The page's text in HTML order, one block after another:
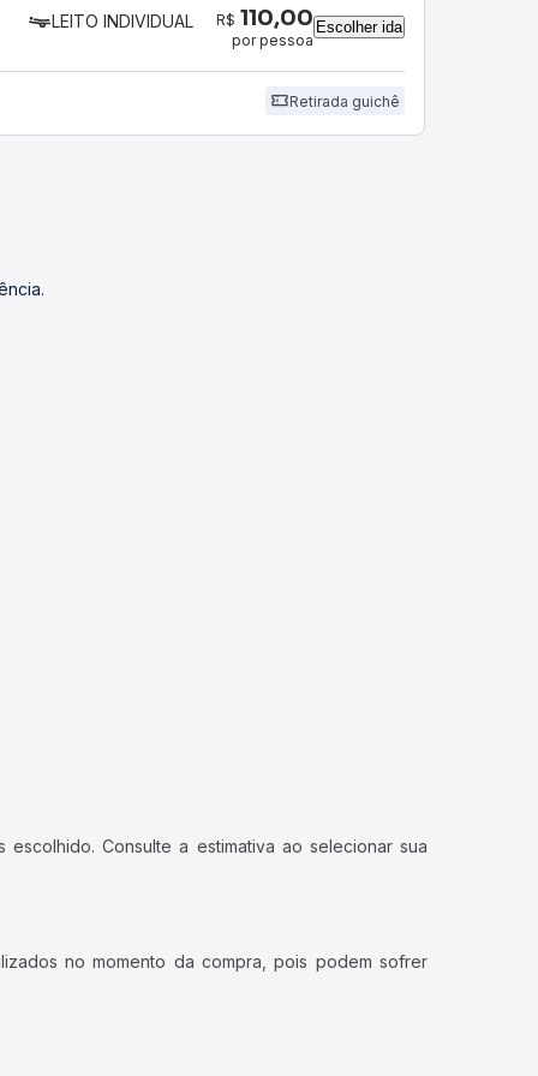
LEITO INDIVIDUAL R$ 110,00
por pessoa
Escolher ida
Retirada guichê
Consulte a estimativa ao selecionar sua
no momento da compra, pois podem sofrer